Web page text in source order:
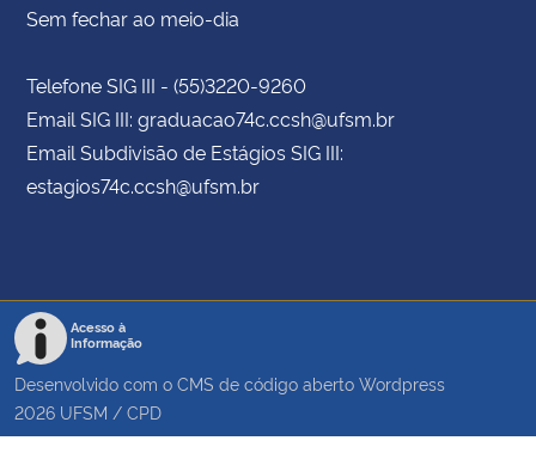
Sem fechar ao meio-dia
Telefone SIG III - (55)3220-9260
Email SIG III: graduacao74c.ccsh@ufsm.br
Email Subdivisão de Estágios SIG III:
estagios74c.ccsh@ufsm.br
Acesso à
Informação
Desenvolvido com o CMS de código aberto Wordpress
2026 UFSM / CPD